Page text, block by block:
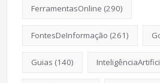
FerramentasOnline (290)
FontesDeInformação (261)
Guias (140)